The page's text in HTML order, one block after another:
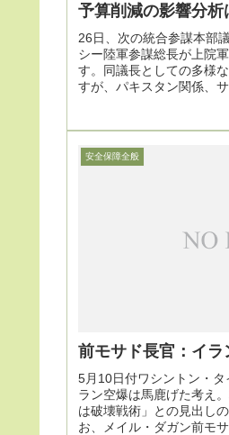
予算削減の影響分析
26日、次の統合参謀本部
シー陸軍参謀総長が上院
す。同議長としての多様
すが、パキスタン関係、
安全保障全般
前モサド長官：イ
5月10日付ワシントン・
ラン空爆は馬鹿げた考え
は破壊戦術」との見出し
お、メイル・ダガン前モ